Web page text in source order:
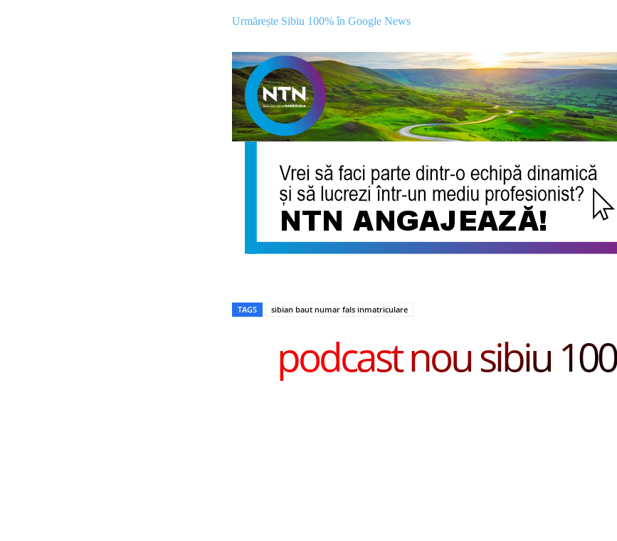
Urmărește Sibiu 100% în Google News
TAGS sibian baut numar fals inmatriculare
podcast nou sibiu 100